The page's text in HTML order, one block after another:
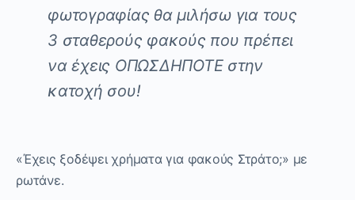
φωτογραφίας θα μιλήσω για τους
3 σταθερούς φακούς που πρέπει
να έχεις ΟΠΩΣΔΗΠΟΤΕ στην
κατοχή σου!
«Έχεις ξοδέψει χρήματα για φακούς Στράτο;» με
ρωτάνε.